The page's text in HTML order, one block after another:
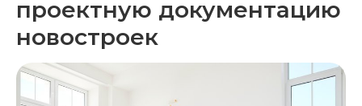
проектную документацию
новостроек